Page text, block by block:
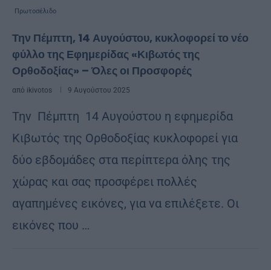
Πρωτοσέλιδο
Την Πέμπτη, 14 Αυγούστου, κυκλοφορεί το νέο
φύλλο της Εφημερίδας «Κιβωτός της
Ορθοδοξίας» – Όλες οι Προσφορές
από ikivotos 9 Αυγούστου 2025
Την Πέμπτη 14 Αυγούστου η εφημερίδα
Κιβωτός της Ορθοδοξίας κυκλοφορεί για
δύο εβδομάδες στα περίπτερα όλης της
χώρας και σας προσφέρει πολλές
αγαπημένες εικόνες, για να επιλέξετε. Οι
εικόνες που …